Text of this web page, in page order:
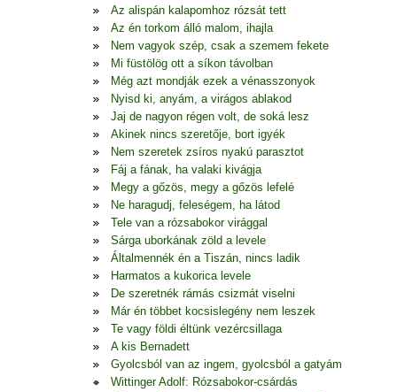
Az alispán kalapomhoz rózsát tett
Az én torkom álló malom, ihajla
Nem vagyok szép, csak a szemem fekete
Mi füstölög ott a síkon távolban
Még azt mondják ezek a vénasszonyok
Nyisd ki, anyám, a virágos ablakod
Jaj de nagyon régen volt, de soká lesz
Akinek nincs szeretője, bort igyék
Nem szeretek zsíros nyakú parasztot
Fáj a fának, ha valaki kivágja
Megy a gőzös, megy a gőzös lefelé
Ne haragudj, feleségem, ha látod
Tele van a rózsabokor virággal
Sárga uborkának zöld a levele
Általmennék én a Tiszán, nincs ladik
Harmatos a kukorica levele
De szeretnék rámás csizmát viselni
Már én többet kocsislegény nem leszek
Te vagy földi éltünk vezércsillaga
A kis Bernadett
Gyolcsból van az ingem, gyolcsból a gatyám
Wittinger Adolf: Rózsabokor-csárdás